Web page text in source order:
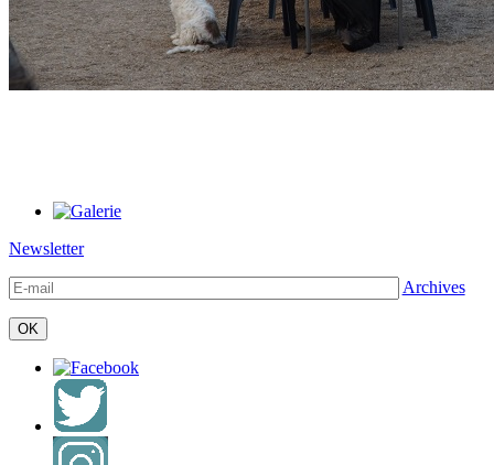
Newsletter
Archives